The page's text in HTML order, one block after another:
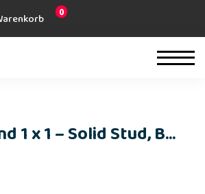
0
1 x 1 – Solid Stud, B...